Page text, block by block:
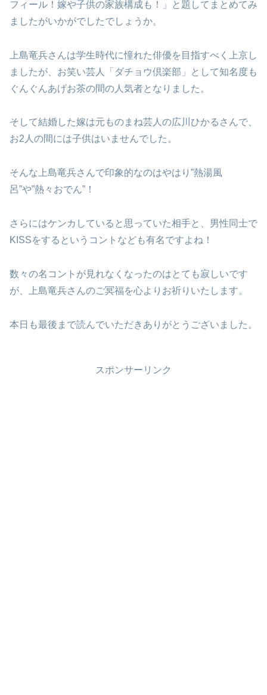
フィール！嫁や子供の家族構成も！」と題してまとめてみ
ましたがいかがでしたでしょうか。
上島竜兵さんは学生時代に憧れた俳優を目指すべく上京し
ましたが、お笑い芸人「ダチョウ倶楽部」として知名度も
ぐんぐんあげお茶の間の人気者となりました。
そして結婚した嫁は元ものまね芸人の広川ひかるさんで、
お2人の間には子供はいませんでした。
そんな上島竜兵さんで印象的なのはやはり”熱湯風
呂”や”熱々おでん”！
さらにはケンカしていると思っていた相手と、男性同士で
KISSをするというコントなども有名ですよね！
数々の名コントが見れなくなったのはとても寂しいです
が、上島竜兵さんのご冥福を心よりお祈りいたします。
本日も最後まで読んでいただきありがとうございました。
スポンサーリンク